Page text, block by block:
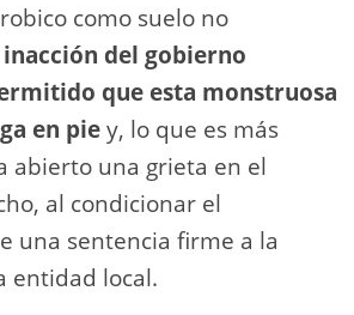
como suelo no
inacción del gobierno
que esta monstruosa
en piey, lo que es más
abierto una grieta en el
al condicionar el
una sentencia firme a la
entidad local.